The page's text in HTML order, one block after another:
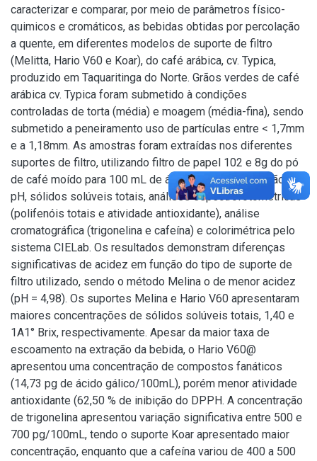
caracterizar e comparar, por meio de parâmetros físico-
quimicos e cromáticos, as bebidas obtidas por percolação
a quente, em diferentes modelos de suporte de filtro
(Melitta, Hario V60 e Koar), do café arábica, cv. Typica,
produzido em Taquaritinga do Norte. Grãos verdes de café
arábica cv. Typica foram submetido à condições
controladas de torta (média) e moagem (média-fina), sendo
submetido a peneiramento uso de partículas entre < 1,7mm
e a 1,18mm. As amostras foram extraídas nos diferentes
suportes de filtro, utilizando filtro de papel 102 e 8g do pó
de café moído para 100 mL de água, para determinação de
pH, sólidos solúveis totais, análises espectrofotométricas
(polifenóis totais e atividade antioxidante), análise
cromatográfica (trigonelina e cafeína) e colorimétrica pelo
sistema CIELab. Os resultados demonstram diferenças
significativas de acidez em função do tipo de suporte de
filtro utilizado, sendo o método Melina o de menor acidez
(pH = 4,98). Os suportes Melina e Hario V60 apresentaram
maiores concentrações de sólidos solúveis totais, 1,40 e
1A1° Brix, respectivamente. Apesar da maior taxa de
escoamento na extração da bebida, o Hario V60@
apresentou uma concentração de compostos fanáticos
(14,73 pg de ácido gálico/100mL), porém menor atividade
antioxidante (62,50 % de inibição do DPPH. A concentração
de trigonelina apresentou variação significativa entre 500 e
700 pg/100mL, tendo o suporte Koar apresentado maior
concentração, enquanto que a cafeína variou de 400 a 500